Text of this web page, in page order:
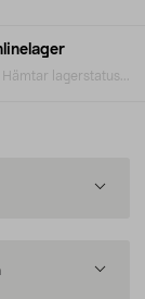
Hämtar lagerstatus...